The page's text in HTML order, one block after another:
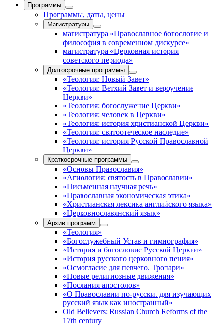
Программы
Программы, даты, цены
Магистратуры
магистратура «Православное богословие и
философия в современном дискурсе»
магистратура «Церковная история
советского периода»
Долгосрочные программы
«Теология: Новый Завет»
«Теология: Ветхий Завет и вероучение
Церкви»
«Теология: богослужение Церкви»
«Теология: человек в Церкви»
«Теология: история христианской Церкви»
«Теология: святоотеческое наследие»
«Теология: история Русской Православной
Церкви»
Краткосрочные программы
«Основы Православия»
«Агиология: святость в Православии»
«Письменная научная речь»
«Православная экономическая этика»
«Христианская лексика английского языка»
«Церковнославянский язык»
Архив программ
«Теология»
«Богослужебный Устав и гимнография»
«История и богословие Русской Церкви»
«История русского церковного пения»
«Осмогласие для певчего. Тропари»
«Новые религиозные движения»
«Послания апостолов»
«О Православии по-русски. для изучающих
русский язык как иностранный»
Old Believers: Russian Church Reforms of the
17th century